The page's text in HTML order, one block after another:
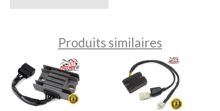
Produits similaires